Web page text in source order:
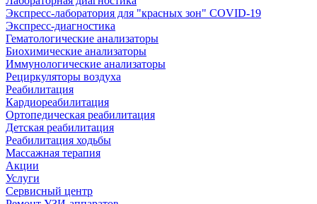
Экспресс-лаборатория для "красных зон" COVID-19
Экспресс-диагностика
Гематологические анализаторы
Биохимические анализаторы
Иммунологические анализаторы
Рециркуляторы воздуха
Реабилитация
Кардиореабилитация
Ортопедическая реабилитация
Детская реабилитация
Реабилитация ходьбы
Массажная терапия
Акции
Услуги
Сервисный центр